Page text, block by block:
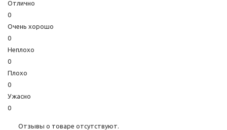
Отлично
0
Очень хорошо
0
Неплохо
0
Плохо
0
Ужасно
0
Отзывы о товаре отсутствуют.